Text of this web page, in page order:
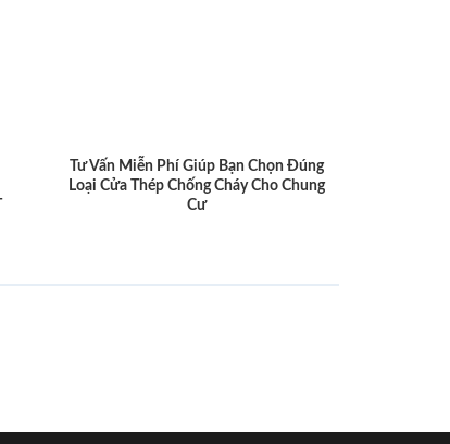
Tư Vấn Miễn Phí Giúp Bạn Chọn Đúng
Loại Cửa Thép Chống Cháy Cho Chung
Cư